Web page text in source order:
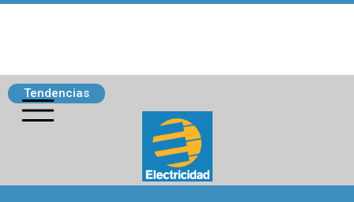
Tendencias